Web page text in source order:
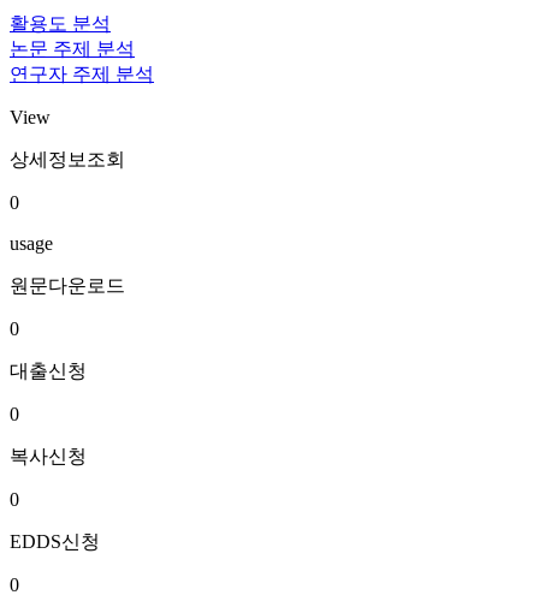
활용도 분석
논문 주제 분석
연구자 주제 분석
View
상세정보조회
0
usage
원문다운로드
0
대출신청
0
복사신청
0
EDDS신청
0